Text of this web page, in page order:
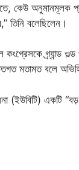
কেউ
তিনি বলেছিলেন।
গ্র্যান্ড ওল্ড
মতামত বলে
(ইউবিটি) একটি